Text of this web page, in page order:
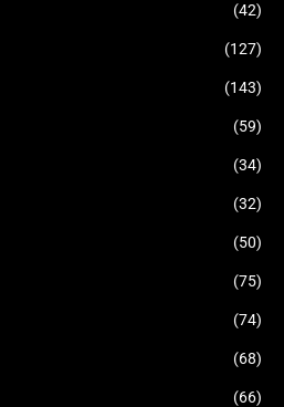
(42)
(127)
(143)
(59)
(34)
(32)
(50)
(75)
(74)
(68)
(66)